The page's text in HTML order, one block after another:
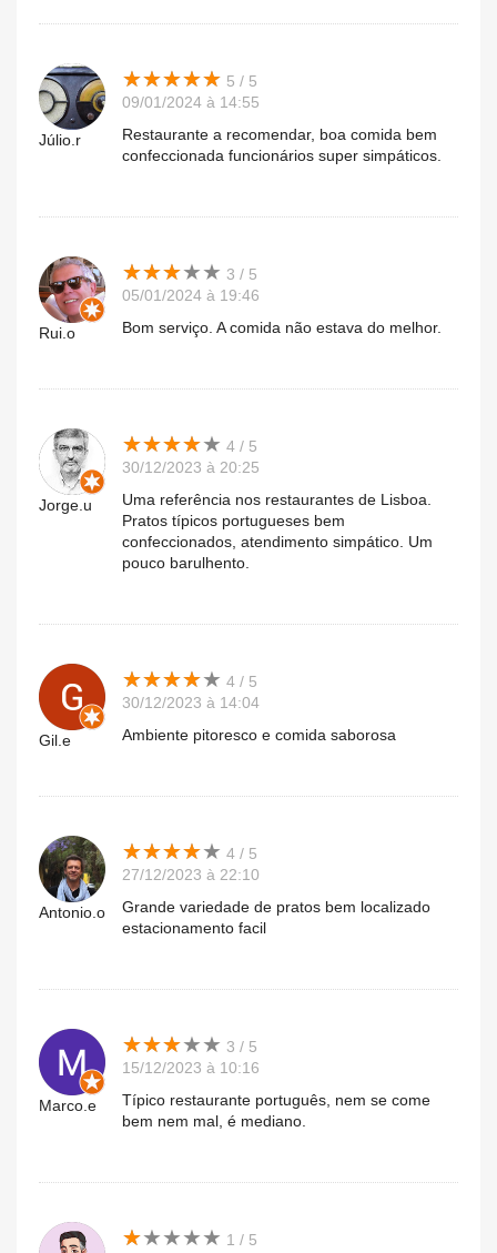
Júlio.r
★★★★★
★★★★★ 5 / 5
09/01/2024 à 14:55
Restaurante a recomendar, boa comida bem
confeccionada funcionários super simpáticos.
Rui.o
★★★★★
★★★★★ 3 / 5
05/01/2024 à 19:46
Bom serviço. A comida não estava do melhor.
Jorge.u
★★★★★
★★★★★ 4 / 5
30/12/2023 à 20:25
Uma referência nos restaurantes de Lisboa.
Pratos típicos portugueses bem
confeccionados, atendimento simpático. Um
pouco barulhento.
Gil.e
★★★★★
★★★★★ 4 / 5
30/12/2023 à 14:04
Ambiente pitoresco e comida saborosa
Antonio.o
★★★★★
★★★★★ 4 / 5
27/12/2023 à 22:10
Grande variedade de pratos bem localizado
estacionamento facil
Marco.e
★★★★★
★★★★★ 3 / 5
15/12/2023 à 10:16
Típico restaurante português, nem se come
bem nem mal, é mediano.
★★★★★
★★★★★ 1 / 5